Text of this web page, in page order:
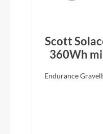
Scott
360Wh
Endurance